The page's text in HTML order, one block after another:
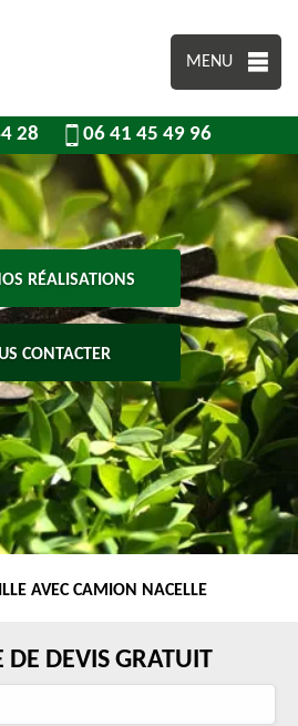
MENU
28 06 41 45 49 96
RÉALISATIONS
CONTACTER
AVEC CAMION NACELLE
DEVIS GRATUIT